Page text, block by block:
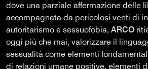
dove una parziale affermazione delle
accompagnata da pericolosi venti di
autoritarismo e sessuofobia, ARCO
oggi più che mai, valorizzare il
sessualità come elementi
di relazioni umane positive, elementi